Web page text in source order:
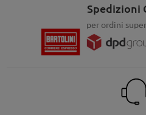
Spedizioni
per ordini